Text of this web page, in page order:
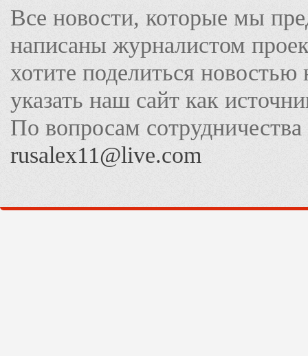
Все новости, которые мы
написаны журналистом
хотите поделиться
указать наш сайт как
По вопросам
rusalex11@live.com